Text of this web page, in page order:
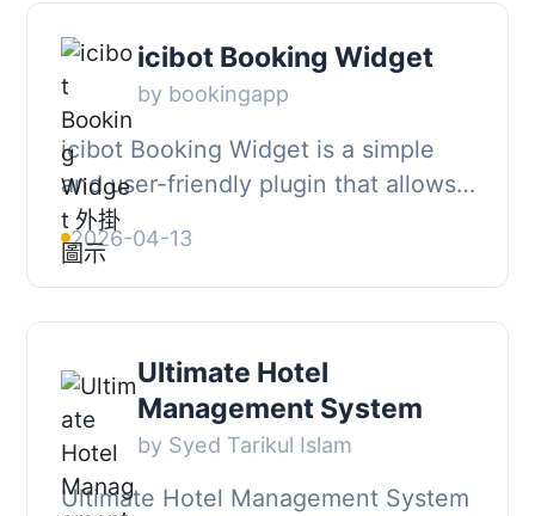
icibot Booking Widget
by bookingapp
icibot Booking Widget is a simple
and user-friendly plugin that allows
you to integrate a hotel booking
widget into your WordPress site.,
Features,...
2026-04-13
Ultimate Hotel
Management System
by Syed Tarikul Islam
Ultimate Hotel Management System